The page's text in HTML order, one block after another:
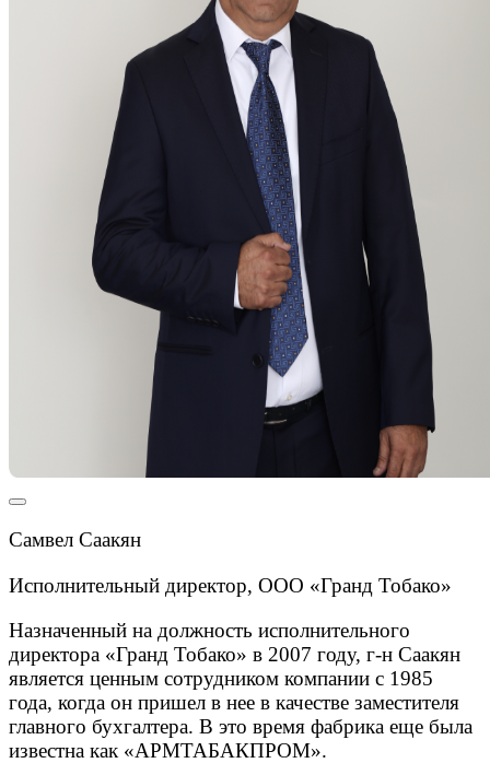
Самвел Саакян
Исполнительный директор, ООО «Гранд Тобако»
Назначенный на должность исполнительного
директора «Гранд Тобако» в 2007 году, г-н Саакян
является ценным сотрудником компании с 1985
года, когда он пришел в нее в качестве заместителя
главного бухгалтера. В это время фабрика еще была
известна как «АРМТАБАКПРОМ».